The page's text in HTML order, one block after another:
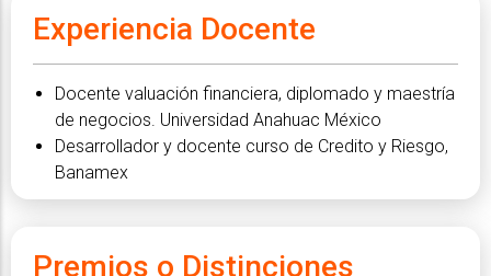
Experiencia Docente
Docente valuación financiera, diplomado y maestría
de negocios. Universidad Anahuac México
Desarrollador y docente curso de Credito y Riesgo,
Banamex
Premios o Distinciones